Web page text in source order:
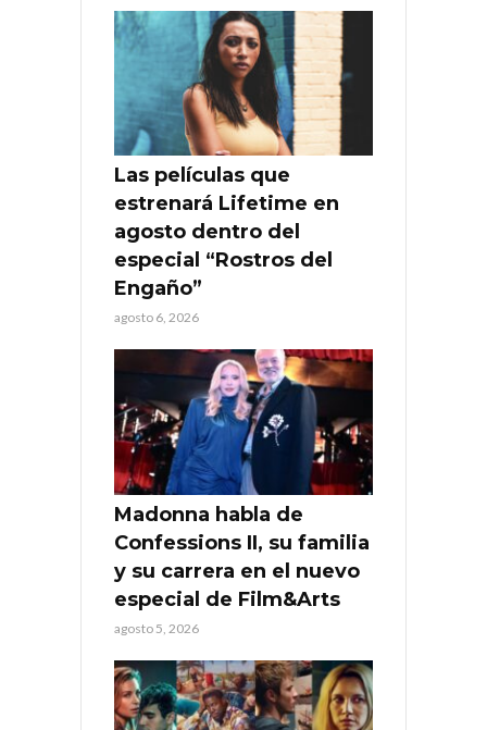
Las películas que
estrenará Lifetime en
agosto dentro del
especial “Rostros del
Engaño”
agosto 6, 2026
Madonna habla de
Confessions II, su familia
y su carrera en el nuevo
especial de Film&Arts
agosto 5, 2026